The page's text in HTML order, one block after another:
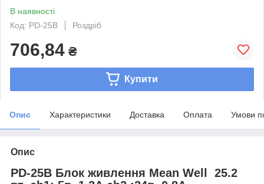
В наявності
Код: PD-25B
Роздріб
706,84 ₴
Купити
Опис Характеристики Доставка Оплата Умови
Опис
PD-25B Блок живлення Mean Well 25.2